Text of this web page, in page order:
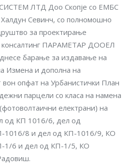
СИСТЕМ ЛТД Доо Скопје со ЕМБС
Севинч, со полномошно
за проектирање
консалтинг ПАРАМЕТАР ДООЕЛ
барање за издавање на
Измена и дополна на
опфат на Урбанистички План
парцели со класа на намена
електрани) на
од КП 1016/6, дел од
1016/8 и дел од КП-1016/9, КО
1/6 и дел од КП-1/5, КО